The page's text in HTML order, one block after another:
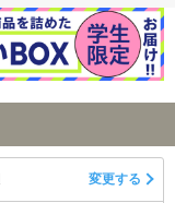
変更する